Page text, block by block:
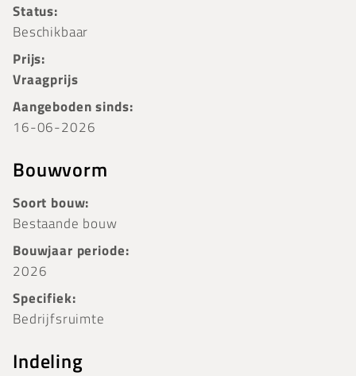
Status:
Beschikbaar
Prijs:
Vraagprijs
Aangeboden sinds:
16-06-2026
Bouwvorm
Soort bouw:
Bestaande bouw
Bouwjaar periode:
2026
Specifiek:
Bedrijfsruimte
Indeling